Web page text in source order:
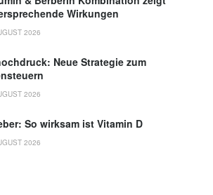
Wirkungen
2026
Neue Strategie zum
2026
So wirksam ist Vitamin D
2026